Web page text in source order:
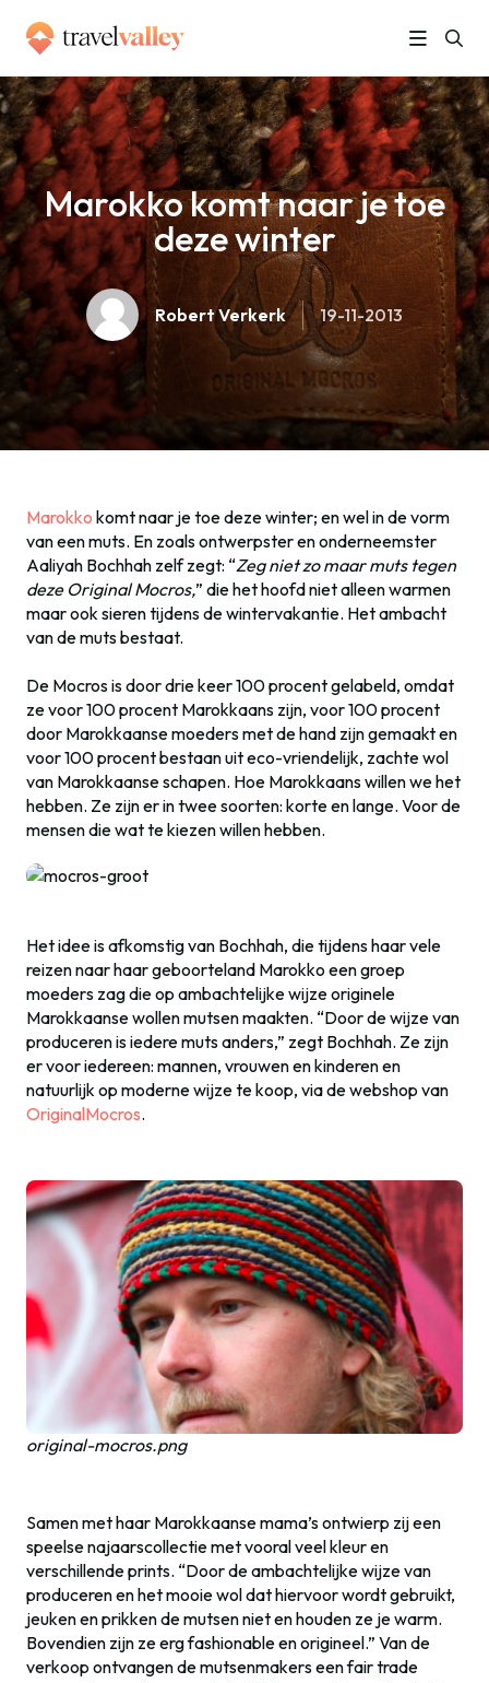
Home » Marokko komt naar je toe deze winter
Marokko komt naar je toe
deze winter
Robert Verkerk 19-11-2013
Marokko komt naar je toe deze winter; en wel in de vorm
van een muts. En zoals ontwerpster en onderneemster
Aaliyah Bochhah zelf zegt: “Zeg niet zo maar muts tegen
deze Original Mocros,” die het hoofd niet alleen warmen
maar ook sieren tijdens de wintervakantie. Het ambacht
van de muts bestaat.
De Mocros is door drie keer 100 procent gelabeld, omdat
ze voor 100 procent Marokkaans zijn, voor 100 procent
door Marokkaanse moeders met de hand zijn gemaakt en
voor 100 procent bestaan uit eco-vriendelijk, zachte wol
van Marokkaanse schapen. Hoe Marokkaans willen we het
hebben. Ze zijn er in twee soorten: korte en lange. Voor de
mensen die wat te kiezen willen hebben.
Het idee is afkomstig van Bochhah, die tijdens haar vele
reizen naar haar geboorteland Marokko een groep
moeders zag die op ambachtelijke wijze originele
Marokkaanse wollen mutsen maakten. “Door de wijze van
produceren is iedere muts anders,” zegt Bochhah. Ze zijn
er voor iedereen: mannen, vrouwen en kinderen en
natuurlijk op moderne wijze te koop, via de webshop van
OriginalMocros.
original-mocros.png
Samen met haar Marokkaanse mama’s ontwierp zij een
speelse najaarscollectie met vooral veel kleur en
verschillende prints. “Door de ambachtelijke wijze van
produceren en het mooie wol dat hiervoor wordt gebruikt,
jeuken en prikken de mutsen niet en houden ze je warm.
Bovendien zijn ze erg fashionable en origineel.” Van de
verkoop ontvangen de mutsenmakers een fair trade